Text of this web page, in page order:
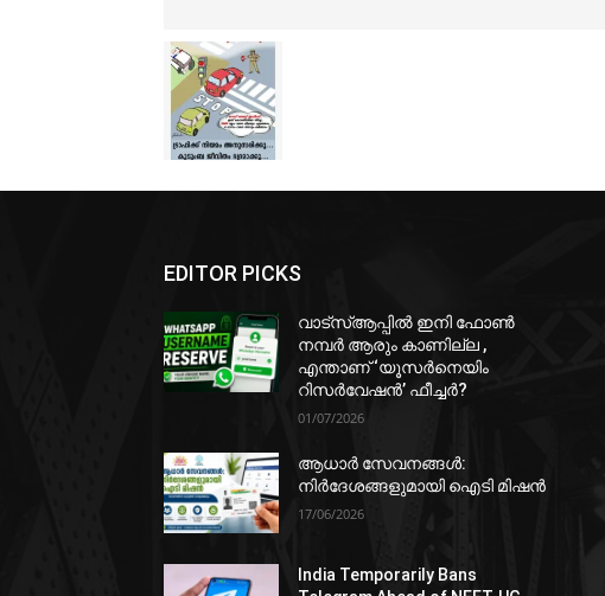
EDITOR PICKS
വാട്‌സ്ആപ്പിൽ ഇനി ഫോൺ
നമ്പർ ആരും കാണില്ല ,
എന്താണ് ‘യൂസർനെയിം
റിസർവേഷൻ’ ഫീച്ചർ?
01/07/2026
ആധാർ സേവനങ്ങൾ:
നിർദേശങ്ങളുമായി ഐടി മിഷൻ
17/06/2026
India Temporarily Bans